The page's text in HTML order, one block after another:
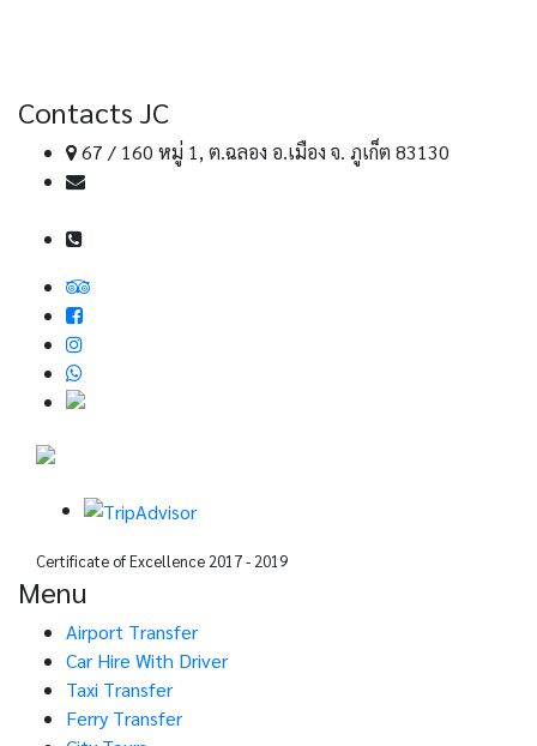
Contacts JC
67 / 160 หมู่ 1, ต.ฉลอง อ.เมือง จ. ภูเก็ต 83130
Certificate of Excellence 2017 - 2019
Menu
Airport Transfer
Car Hire With Driver
Taxi Transfer
Ferry Transfer